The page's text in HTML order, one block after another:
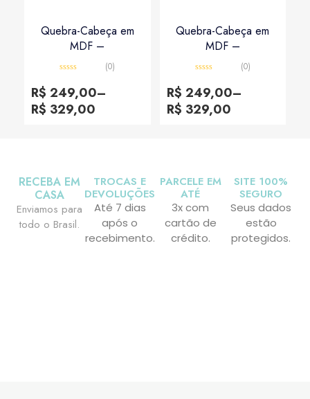
Quebra-Cabeça em
MDF –
0
de
5
(0)
R$ 249,00–
R$ 329,00
Quebra-Cabeça em
MDF –
0
de
5
(0)
R$ 249,00–
R$ 329,00
RECEBA EM
CASA
Enviamos para
todo o Brasil.
TROCAS E
DEVOLUÇÕES
Até 7 dias
após o
recebimento.
PARCELE EM
ATÉ
3x com
cartão de
crédito.
SITE 100%
SEGURO
Seus dados
estão
protegidos.